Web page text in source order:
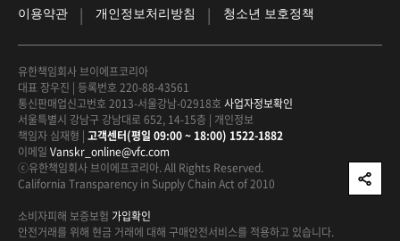
이용약관 | 개인정보처리방침 | 청소년 보호정책
유한책임회사 브이에프코리아
대표 장우진 | 등록번호 220-88-43561
통신판매업신고번호 2013-서울강남-02918호 사업자정보확인
서울특별시 강남구 강남대로 652, 14-15층 | 개인정보
책임자 심재형 | 고객센터(평일 09:00 ~ 18:00) 1522-1882
이메일 Vanskr_online@vfc.com
ⓒ유한책임회사 브이에프코리아. All Rights Reserved.
California Transparency in Supply Chain Act of 2010
소비자피해 보증보험 가입확인
안전거래를 위해 현금 거래에 대해 구매안전서비스를 적용하고 있습니다.